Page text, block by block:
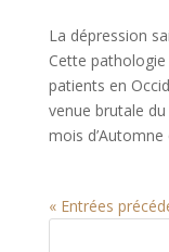
La dépression
Cette
patients en
venue brutale
mois
« Entrées